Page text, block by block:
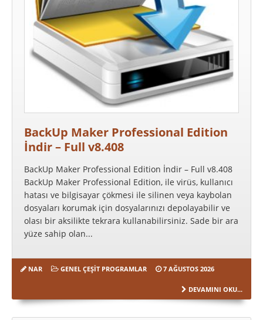
BackUp Maker Professional Edition
İndir – Full v8.408
BackUp Maker Professional Edition İndir – Full v8.408
BackUp Maker Professional Edition, ile virüs, kullanıcı
hatası ve bilgisayar çökmesi ile silinen veya kaybolan
dosyaları korumak için dosyalarınızı depolayabilir ve
olası bir aksilikte tekrara kullanabilirsiniz. Sade bir ara
yüze sahip olan...
NAR GENEL ÇEŞIT PROGRAMLAR 7 AĞUSTOS 2026
DEVAMINI OKU...